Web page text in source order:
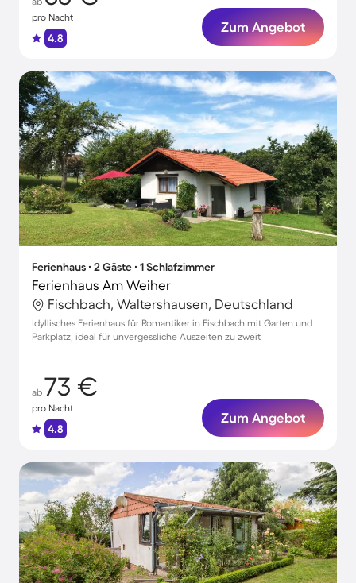
pro Nacht
4.8
Zum Angebot
Ferienhaus ∙ 2 Gäste ∙ 1 Schlafzimmer
Ferienhaus Am Weiher
Fischbach, Waltershausen, Deutschland
Idyllisches Ferienhaus für Romantiker in Fischbach mit Garten und
Parkplatz, ideal für unvergessliche Auszeiten zu zweit
ab 73 €
pro Nacht
4.8
Zum Angebot